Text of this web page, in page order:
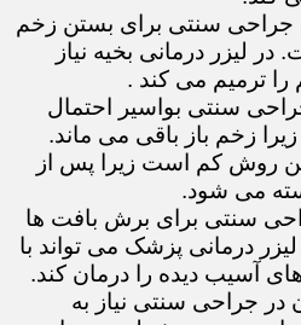
جراحی سنتی برای بستن زخم
لیزر درمانی بخیه نیاز
را ترمیم می کند .
سنتی بواسیر احتمال
زخم باز باقی می ماند.
روش کم است زیرا پس از
می شود.
سنتی برای برش بافت ها
درمانی پزشک می تواند با
آسیب دیده را درمان کند.
در جراحی سنتی نیاز به